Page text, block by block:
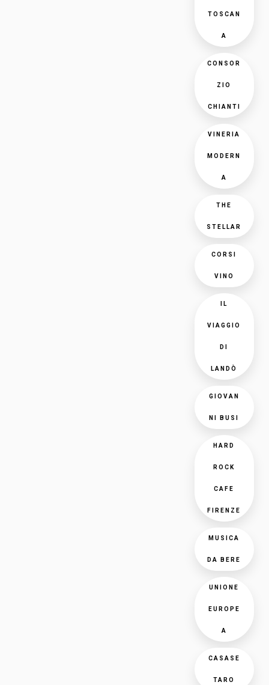
TOSCAN
A
CONSOR
ZIO
CHIANTI
VINERIA
MODERN
A
THE
STELLAR
CORSI
VINO
IL
VIAGGIO
DI
LANDÒ
GIOVAN
NI BUSI
HARD
ROCK
CAFE
FIRENZE
MUSICA
DA BERE
UNIONE
EUROPE
A
CASASE
TARO